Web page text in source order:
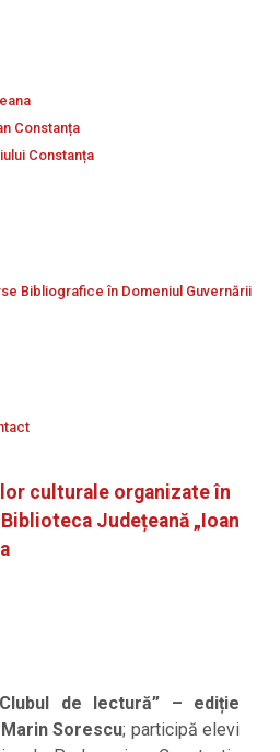
Constanța
Constanța
Bibliografice în Domeniul Guvernării
culturale organizate în
Județeană „Ioan
de lectură”
– ediție
Marin Sorescu; participă elevi